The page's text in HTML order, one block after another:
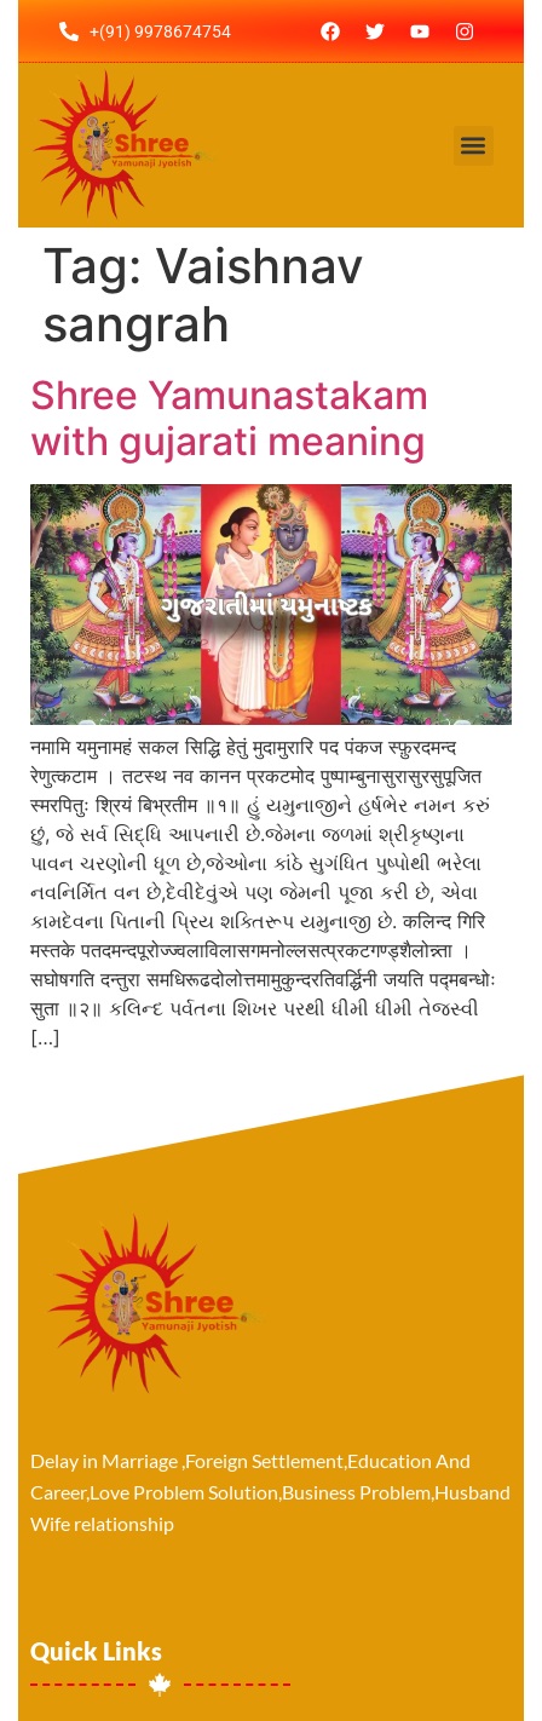
+(91) 9978674754
Tag: Vaishnav
sangrah
Shree Yamunastakam
with gujarati meaning
नमामि यमुनामहं सकल सिद्धि हेतुं मुदामुरारि पद पंकज स्फ़ुरदमन्द
रेणुत्कटाम । तटस्थ नव कानन प्रकटमोद पुष्पाम्बुनासुरासुरसुपूजित
स्मरपितुः श्रियं बिभ्रतीम ॥१॥ હું યમુનાજીને હર્ષભેર નમન કરું
છું, જે સર્વ સિદ્ધિ આપનારી છે.જેમના જળમાં શ્રીકૃષ્ણના
પાવન ચરણોની ધૂળ છે,જેઓના કાંઠે સુગંધિત પુષ્પોથી ભરેલા
નવનિર્મિત વન છે,દેવીદેવુંએ પણ જેમની પૂજા કરી છે, એવા
કામદેવના પિતાની પ્રિય શક્તિરૂપ યમુનાજી છે. कलिन्द गिरि
मस्तके पतदमन्दपूरोज्ज्वलाविलासगमनोल्लसत्प्रकटगण्ड्शैलोन्न्ता ।
सघोषगति दन्तुरा समधिरूढदोलोत्तमामुकुन्दरतिवर्द्धिनी जयति पद्मबन्धोः
सुता ॥२॥ કલિન્દ પર્વતના શિખર પરથી ધીમી ધીમી તેજસ્વી
[…]
Delay in Marriage ,Foreign Settlement,Education And
Career,Love Problem Solution,Business Problem,Husband
Wife relationship
Quick Links